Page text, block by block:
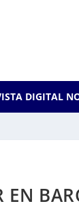
DIGITAL
EN